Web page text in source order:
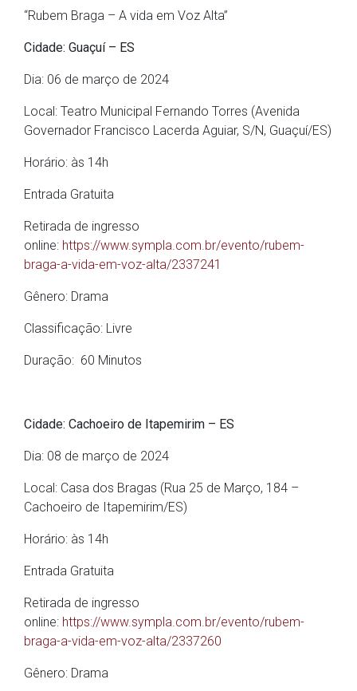
“Rubem Braga – A vida em Voz Alta”
Cidade: Guaçuí – ES
Dia: 06 de março de 2024
Local: Teatro Municipal Fernando Torres (Avenida
Governador Francisco Lacerda Aguiar, S/N, Guaçuí/ES)
Horário: às 14h
Entrada Gratuita
Retirada de ingresso
online: https://www.sympla.com.br/evento/rubem-
braga-a-vida-em-voz-alta/2337241
Gênero: Drama
Classificação: Livre
Duração: 60 Minutos
Cidade: Cachoeiro de Itapemirim – ES
Dia: 08 de março de 2024
Local: Casa dos Bragas (Rua 25 de Março, 184 –
Cachoeiro de Itapemirim/ES)
Horário: às 14h
Entrada Gratuita
Retirada de ingresso
online: https://www.sympla.com.br/evento/rubem-
braga-a-vida-em-voz-alta/2337260
Gênero: Drama